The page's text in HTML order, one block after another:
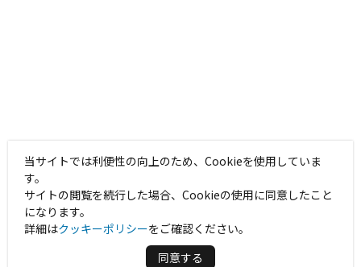
当サイトでは利便性の向上のため、Cookieを使用していま
す。
サイトの閲覧を続行した場合、Cookieの使用に同意したこと
になります。
詳細はクッキーポリシーをご確認ください。
同意する